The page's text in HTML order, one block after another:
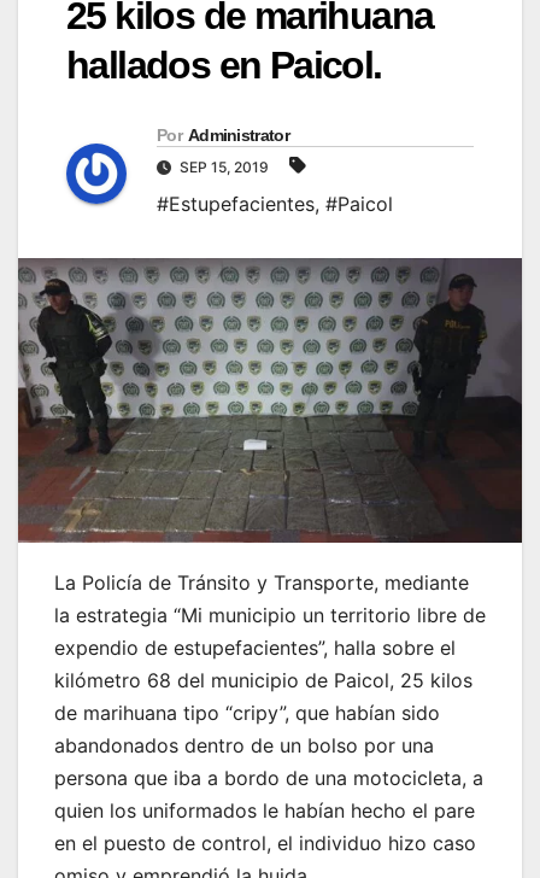
25 kilos de marihuana
hallados en Paicol.
Por Administrator
SEP 15, 2019
#Estupefacientes, #Paicol
La Policía de Tránsito y Transporte, mediante
la estrategia “Mi municipio un territorio libre de
expendio de estupefacientes”, halla sobre el
kilómetro 68 del municipio de Paicol, 25 kilos
de marihuana tipo “cripy”, que habían sido
abandonados dentro de un bolso por una
persona que iba a bordo de una motocicleta, a
quien los uniformados le habían hecho el pare
en el puesto de control, el individuo hizo caso